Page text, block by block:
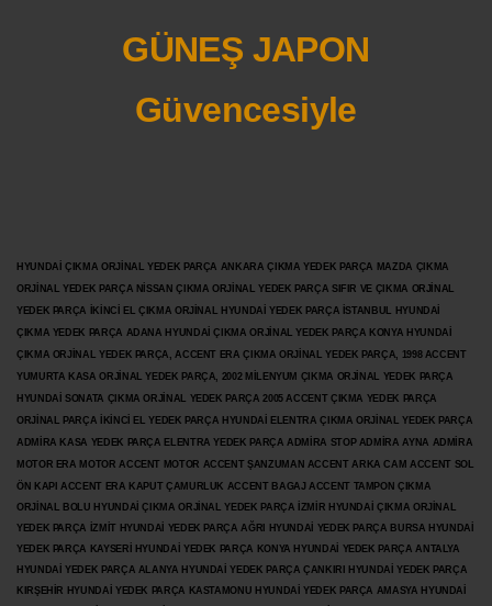
GÜNEŞ JAPON
Güvencesiyle
HYUNDAİ ÇIKMA ORJİNAL YEDEK PARÇA ANKARA ÇIKMA YEDEK PARÇA MAZDA ÇIKMA
ORJİNAL YEDEK PARÇA NİSSAN ÇIKMA ORJİNAL YEDEK PARÇA SIFIR VE ÇIKMA ORJİNAL
YEDEK PARÇA İKİNCİ EL ÇIKMA ORJİNAL HYUNDAİ YEDEK PARÇA İSTANBUL HYUNDAİ
ÇIKMA YEDEK PARÇA ADANA HYUNDAİ ÇIKMA ORJİNAL YEDEK PARÇA KONYA HYUNDAİ
ÇIKMA ORJİNAL YEDEK PARÇA, ACCENT ERA ÇIKMA ORJİNAL YEDEK PARÇA, 1998 ACCENT
YUMURTA KASA ORJİNAL YEDEK PARÇA, 2002 MİLENYUM ÇIKMA ORJİNAL YEDEK PARÇA
HYUNDAİ SONATA ÇIKMA ORJİNAL YEDEK PARÇA 2005 ACCENT ÇIKMA YEDEK PARÇA
ORJİNAL PARÇA İKİNCİ EL YEDEK PARÇA HYUNDAİ ELENTRA ÇIKMA ORJİNAL YEDEK PARÇA
ADMİRA KASA YEDEK PARÇA ELENTRA YEDEK PARÇA ADMİRA STOP ADMİRA AYNA ADMİRA
MOTOR ERA MOTOR ACCENT MOTOR ACCENT ŞANZUMAN ACCENT ARKA CAM ACCENT SOL
ÖN KAPI ACCENT ERA KAPUT ÇAMURLUK ACCENT BAGAJ ACCENT TAMPON ÇIKMA
ORJİNAL BOLU HYUNDAİ ÇIKMA ORJİNAL YEDEK PARÇA İZMİR HYUNDAİ ÇIKMA ORJİNAL
YEDEK PARÇA İZMİT HYUNDAİ YEDEK PARÇA AĞRI HYUNDAİ YEDEK PARÇA BURSA HYUNDAİ
YEDEK PARÇA KAYSERİ HYUNDAİ YEDEK PARÇA KONYA HYUNDAİ YEDEK PARÇA ANTALYA
HYUNDAİ YEDEK PARÇA ALANYA HYUNDAİ YEDEK PARÇA ÇANKIRI HYUNDAİ YEDEK PARÇA
KIRŞEHİR HYUNDAİ YEDEK PARÇA KASTAMONU HYUNDAİ YEDEK PARÇA AMASYA HYUNDAİ